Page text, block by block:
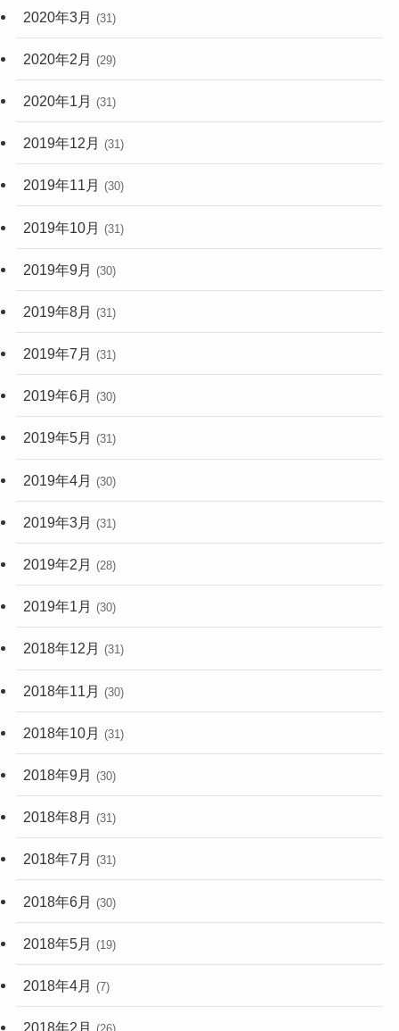
2020年3月 (31)
2020年2月 (29)
2020年1月 (31)
2019年12月 (31)
2019年11月 (30)
2019年10月 (31)
2019年9月 (30)
2019年8月 (31)
2019年7月 (31)
2019年6月 (30)
2019年5月 (31)
2019年4月 (30)
2019年3月 (31)
2019年2月 (28)
2019年1月 (30)
2018年12月 (31)
2018年11月 (30)
2018年10月 (31)
2018年9月 (30)
2018年8月 (31)
2018年7月 (31)
2018年6月 (30)
2018年5月 (19)
2018年4月 (7)
2018年2月